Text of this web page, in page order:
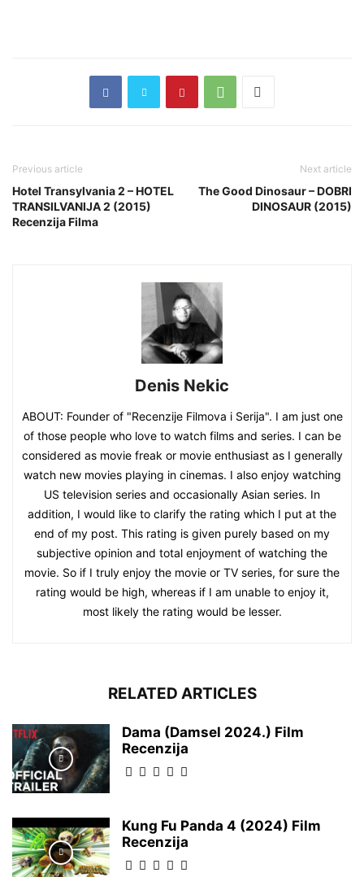
Previous article
Hotel Transylvania 2 – HOTEL
TRANSILVANIJA 2 (2015)
Recenzija Filma
Next article
The Good Dinosaur – DOBRI
DINOSAUR (2015)
Denis Nekic
ABOUT: Founder of "Recenzije Filmova i Serija". I am just one
of those people who love to watch films and series. I can be
considered as movie freak or movie enthusiast as I generally
watch new movies playing in cinemas. I also enjoy watching
US television series and occasionally Asian series. In
addition, I would like to clarify the rating which I put at the
end of my post. This rating is given purely based on my
subjective opinion and total enjoyment of watching the
movie. So if I truly enjoy the movie or TV series, for sure the
rating would be high, whereas if I am unable to enjoy it,
most likely the rating would be lesser.
RELATED ARTICLES
Dama (Damsel 2024.) Film
Recenzija
Kung Fu Panda 4 (2024) Film
Recenzija